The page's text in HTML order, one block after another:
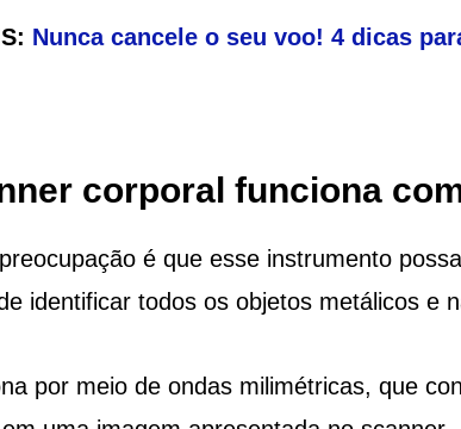
Nunca cancele o seu voo! 4 dicas
corporal funciona
é que esse instrumento
identificar todos os objetos metálicos e
por meio de ondas milimétricas, que